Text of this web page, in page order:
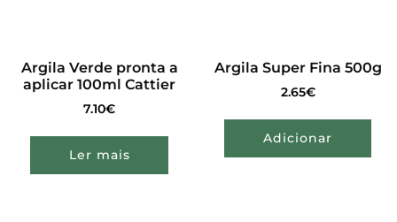
Argila Verde pronta a
aplicar 100ml Cattier
7.10€
Ler mais
Argila Super Fina 500g
2.65€
Adicionar